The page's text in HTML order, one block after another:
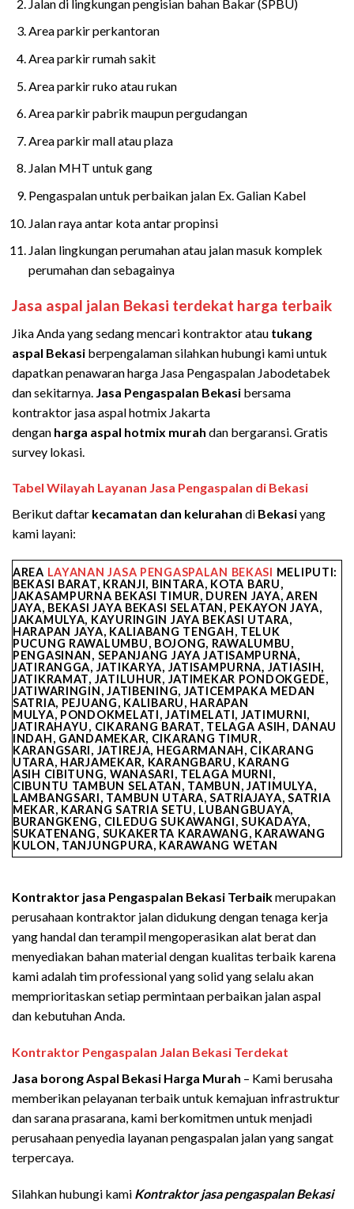
Jalan di lingkungan pengisian bahan Bakar (SPBU)
Area parkir perkantoran
Area parkir rumah sakit
Area parkir ruko atau rukan
Area parkir pabrik maupun pergudangan
Area parkir mall atau plaza
Jalan MHT untuk gang
Pengaspalan untuk perbaikan jalan Ex. Galian Kabel
Jalan raya antar kota antar propinsi
Jalan lingkungan perumahan atau jalan masuk komplek
perumahan dan sebagainya
Jasa aspal jalan Bekasi terdekat harga terbaik
Jika Anda yang sedang mencari kontraktor atau tukang
aspal Bekasi berpengalaman silahkan hubungi kami untuk
dapatkan penawaran harga Jasa Pengaspalan Jabodetabek
dan sekitarnya. Jasa Pengaspalan Bekasi bersama
kontraktor jasa aspal hotmix Jakarta
dengan harga aspal hotmix murah dan bergaransi. Gratis
survey lokasi.
Tabel Wilayah Layanan Jasa Pengaspalan di Bekasi
Berikut daftar kecamatan dan kelurahan di Bekasiyang
kami layani:
AREA LAYANAN JASA PENGASPALAN BEKASI MELIPUTI:
BEKASI BARAT, KRANJI, BINTARA, KOTA BARU,
JAKASAMPURNA BEKASI TIMUR, DUREN JAYA, AREN
JAYA, BEKASI JAYA BEKASI SELATAN, PEKAYON JAYA,
JAKAMULYA, KAYURINGIN JAYA BEKASI UTARA,
HARAPAN JAYA, KALIABANG TENGAH, TELUK
PUCUNG RAWALUMBU, BOJONG, RAWALUMBU,
PENGASINAN, SEPANJANG JAYA JATISAMPURNA,
JATIRANGGA, JATIKARYA, JATISAMPURNA, JATIASIH,
JATIKRAMAT, JATILUHUR, JATIMEKAR PONDOKGEDE,
JATIWARINGIN, JATIBENING, JATICEMPAKA MEDAN
SATRIA, PEJUANG, KALIBARU, HARAPAN
MULYA, PONDOKMELATI, JATIMELATI, JATIMURNI,
JATIRAHAYU, CIKARANG BARAT, TELAGA ASIH, DANAU
INDAH, GANDAMEKAR, CIKARANG TIMUR,
KARANGSARI, JATIREJA, HEGARMANAH, CIKARANG
UTARA, HARJAMEKAR, KARANGBARU, KARANG
ASIH CIBITUNG, WANASARI, TELAGA MURNI,
CIBUNTU TAMBUN SELATAN, TAMBUN, JATIMULYA,
LAMBANGSARI, TAMBUN UTARA, SATRIAJAYA, SATRIA
MEKAR, KARANG SATRIA SETU, LUBANGBUAYA,
BURANGKENG, CILEDUG SUKAWANGI, SUKADAYA,
SUKATENANG, SUKAKERTA KARAWANG, KARAWANG
KULON, TANJUNGPURA, KARAWANG WETAN
Kontraktor jasa Pengaspalan Bekasi Terbaikmerupakan
perusahaan kontraktor jalan didukung dengan tenaga kerja
yang handal dan terampil mengoperasikan alat berat dan
menyediakan bahan material dengan kualitas terbaik karena
kami adalah tim professional yang solid yang selalu akan
memprioritaskan setiap permintaan perbaikan jalan aspal
dan kebutuhan Anda.
Kontraktor Pengaspalan Jalan Bekasi Terdekat
Jasa borong Aspal Bekasi Harga Murah – Kami berusaha
memberikan pelayanan terbaik untuk kemajuan infrastruktur
dan sarana prasarana, kami berkomitmen untuk menjadi
perusahaan penyedia layanan pengaspalan jalan yang sangat
terpercaya.
Silahkan hubungi kami Kontraktor jasa pengaspalan Bekasi